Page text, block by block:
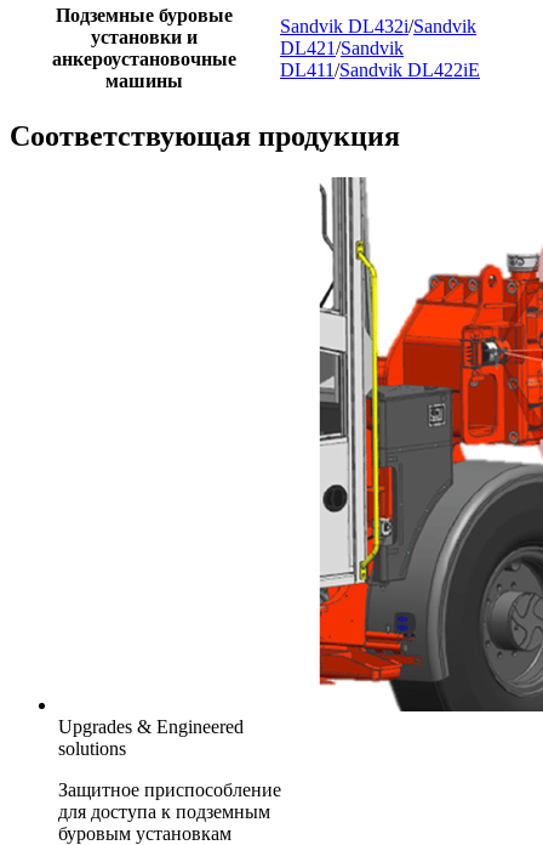
Подземные буровые
установки и
анкероустановочные
машины
Sandvik DL432i/Sandvik
DL421/Sandvik
DL411/Sandvik DL422iE
Соответствующая продукция
Upgrades & Engineered
solutions
Защитное приспособление
для доступа к подземным
буровым установкам